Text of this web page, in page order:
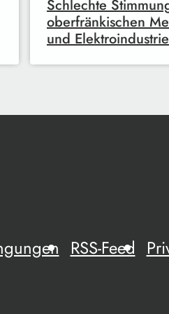
Schlechte
oberfränkischen
und Elektroindustrie
RSS-Feed